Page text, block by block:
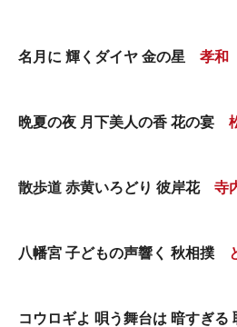
名月に 輝くダイヤ 金の星 孝和
晩夏の夜 月下美人の香 花の宴
散歩道 赤黄いろどり 彼岸花 寺
八幡宮 子どもの声響く 秋相撲
コウロギよ 唄う舞台は 暗すぎる